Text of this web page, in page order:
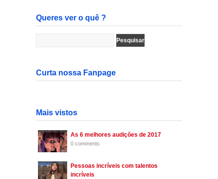
Queres ver o quê ?
Curta nossa Fanpage
Mais vistos
As 6 melhores audições de 2017
0 comments
Pessoas incríveis com talentos
incríveis